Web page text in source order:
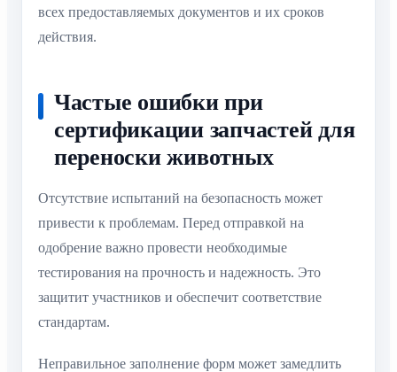
всех предоставляемых документов и их сроков
действия.
Частые ошибки при
сертификации запчастей для
переноски животных
Отсутствие испытаний на безопасность может
привести к проблемам. Перед отправкой на
одобрение важно провести необходимые
тестирования на прочность и надежность. Это
защитит участников и обеспечит соответствие
стандартам.
Неправильное заполнение форм может замедлить